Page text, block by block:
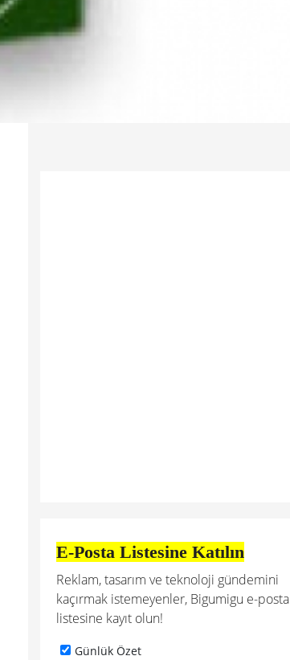
E-Posta Listesine Katılın
Reklam, tasarım ve teknoloji gündemini
kaçırmak istemeyenler, Bigumigu e-posta
listesine kayıt olun!
Günlük Özet